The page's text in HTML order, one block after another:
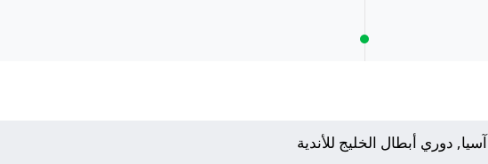
آسيا, دوري أبطال الخليج للأندية